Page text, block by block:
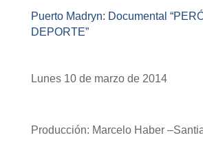
Puerto Madryn: Documental
DEPORTE”
Lunes 10 de marzo de 2014
Producción: Marcelo Haber